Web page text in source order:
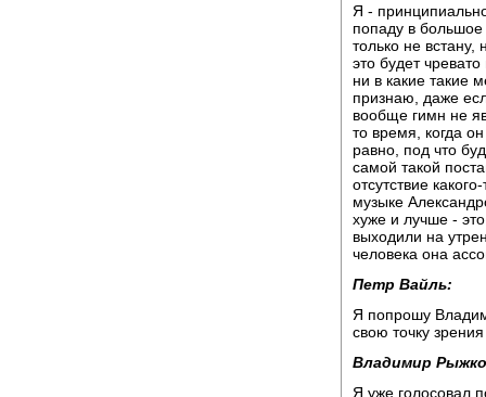
Я -
попаду в большое
только не
это будет
ни в какие такие
признаю, даже
вообще гимн не
то время, когда
равно, под что
самой такой
отсутствие
музыке
хуже и лучше -
выходили на
человека она
Петр Вайль:
Я попрошу
свою точку
Владимир
Я уже голосовал